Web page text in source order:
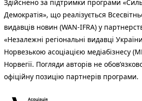
Здійснено за підтримки програми
Демократія», що реалізується
видавців новин (WAN-IFRA) у
«Незалежні регіональні видавці
Норвезькою асоціацією медіабізнесу
Норвегії. Погляди авторів не
офіційну позицію партнерів програми.